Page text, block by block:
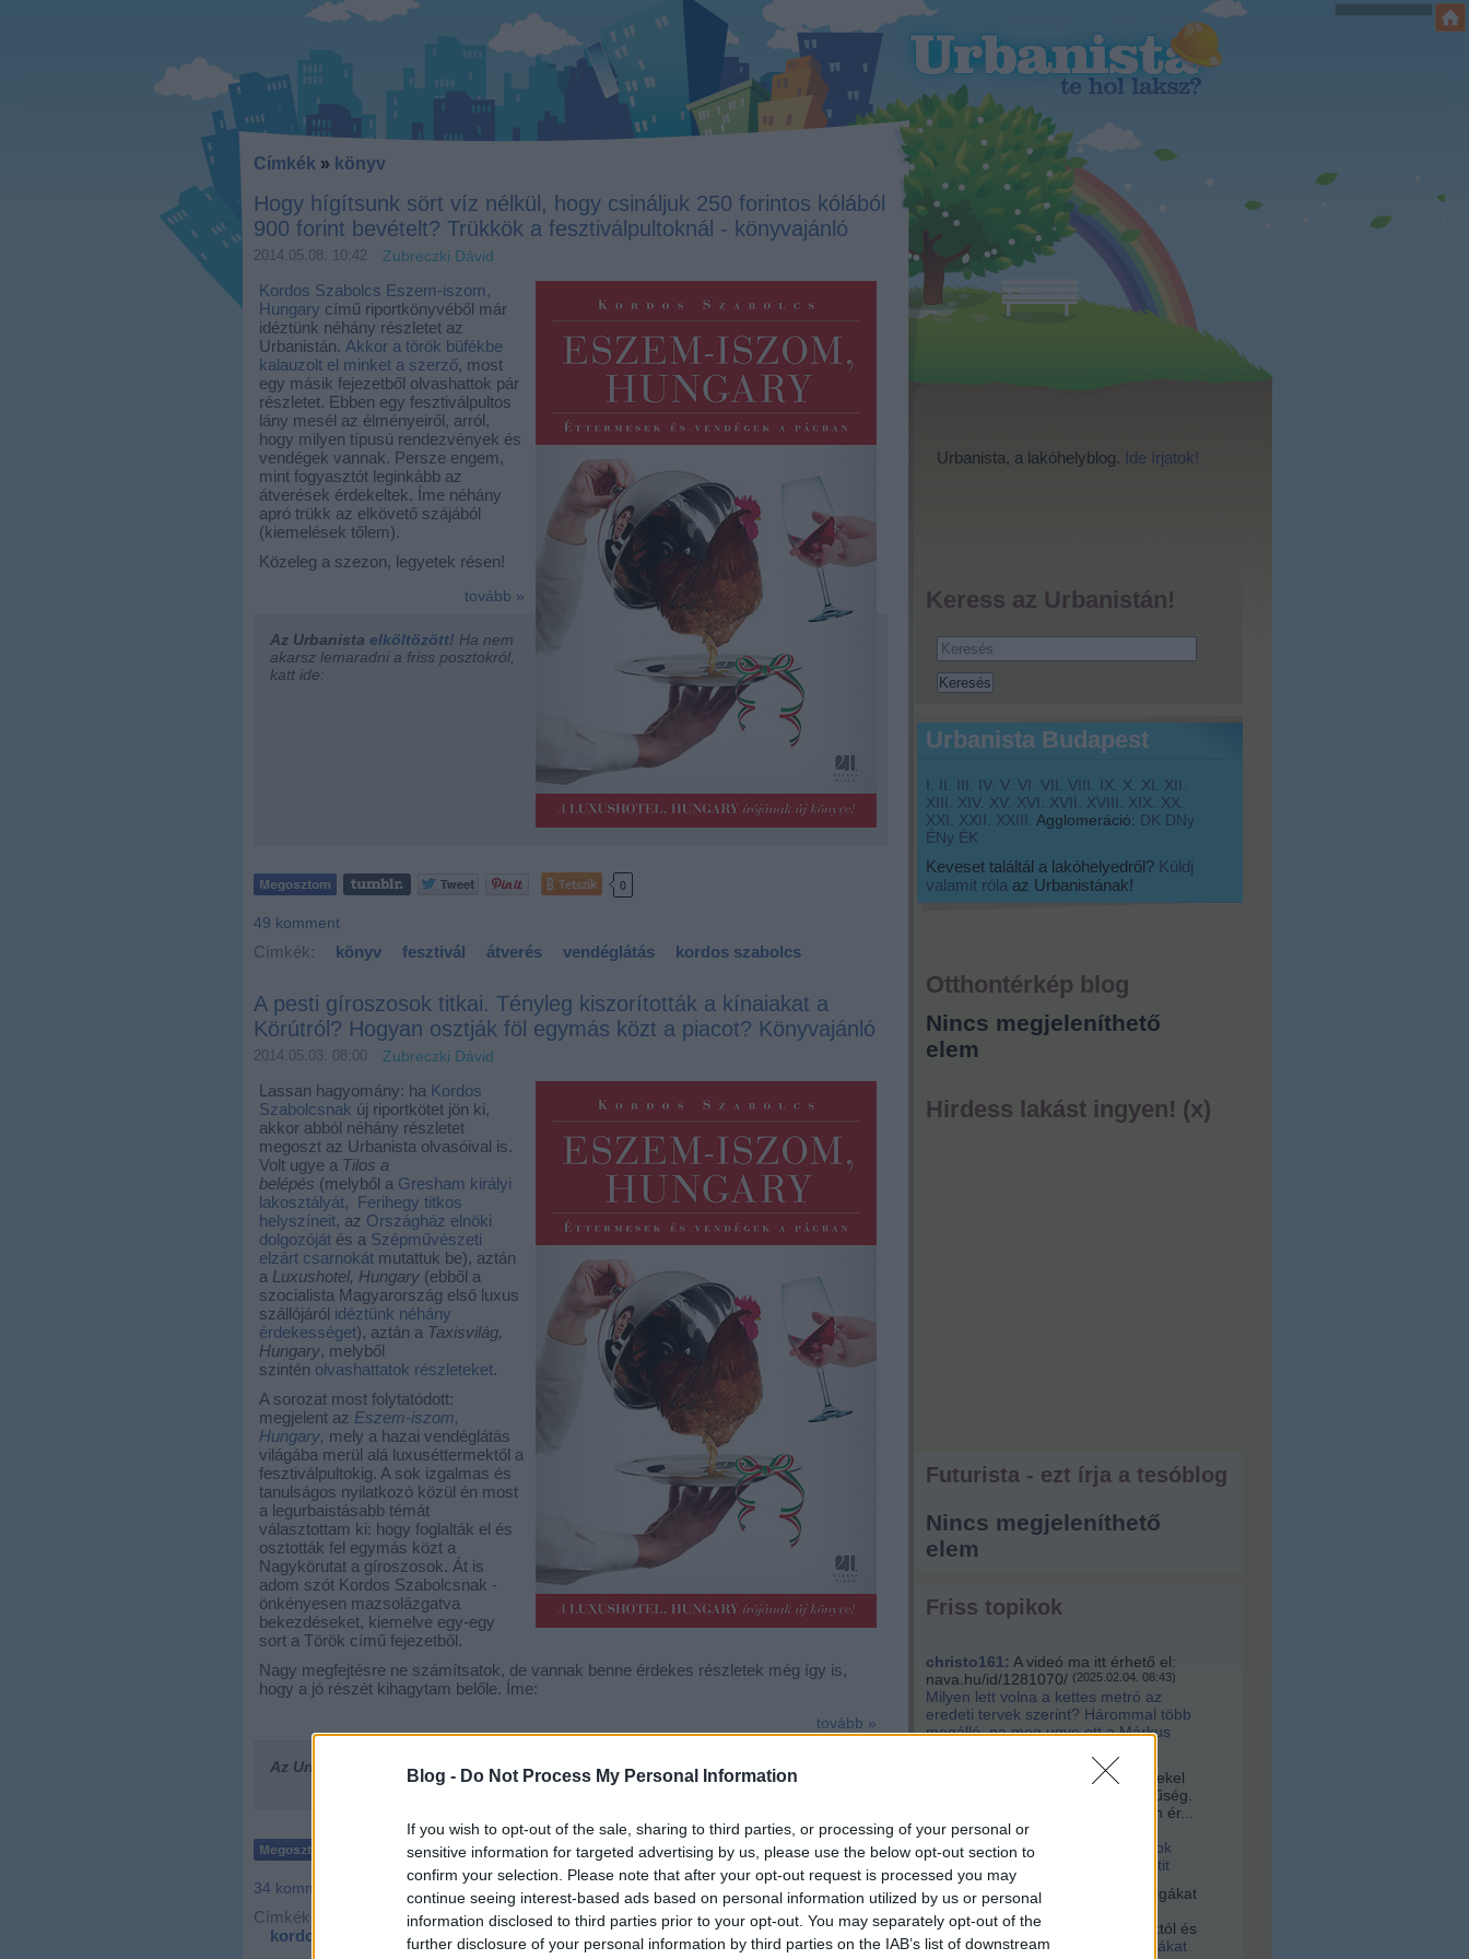
Blog - Do Not Process My Personal Information
If you wish to opt-out of the sale, sharing to third parties, or processing of your personal or
sensitive information for targeted advertising by us, please use the below opt-out section to
confirm your selection. Please note that after your opt-out request is processed you may
continue seeing interest-based ads based on personal information utilized by us or personal
information disclosed to third parties prior to your opt-out. You may separately opt-out of the
further disclosure of your personal information by third parties on the IAB’s list of downstream
Címkék » könyv
Hogy hígítsunk sört víz nélkül, hogy csináljuk 250 forintos kólából
900 forint bevételt? Trükkök a fesztiválpultoknál - könyvajánló
2014.05.08. 10:42 Zubreczki Dávid
Kordos Szabolcs Eszem-iszom,
Hungary című riportkönyvéből már
idéztünk néhány részletet az
Urbanistán. Akkor a török büfékbe
kalauzolt el minket a szerző, most
egy másik fejezetből olvashattok pár
részletet. Ebben egy fesztiválpultos
lány mesél az élményeiről, arról,
hogy milyen típusú rendezvények és
vendégek vannak. Persze engem,
mint fogyasztót leginkább az
átverések érdekeltek. Íme néhány
apró trükk az elkövető szájából
(kiemelések tőlem).
Közeleg a szezon, legyetek résen!
tovább »
Az Urbanista elköltözött! Ha nem
akarsz lemaradni a friss posztokról,
katt ide:
Tetszik 0
49 komment
Címkék: könyv fesztivál átverés vendéglátás kordos szabolcs
A pesti gíroszosok titkai. Tényleg kiszorították a kínaiakat a
Körútról? Hogyan osztják föl egymás közt a piacot? Könyvajánló
2014.05.03. 08:00 Zubreczki Dávid
Lassan hagyomány: ha Kordos
Szabolcsnak új riportkötet jön ki,
akkor abból néhány részletet
megoszt az Urbanista olvasóival is.
Volt ugye a Tilos a
belépés (melyből a Gresham királyi
lakosztályát, Ferihegy titkos
helyszíneit, az Országház elnöki
dolgozóját és a Szépművészeti
elzárt csarnokát mutattuk be), aztán
a Luxushotel, Hungary (ebből a
szocialista Magyarország első luxus
szállójáról idéztünk néhány
érdekességet), aztán a Taxisvilág,
Hungary, melyből
szintén olvashattatok részleteket.
A sorozat most folytatódott:
megjelent az Eszem-iszom,
Hungary, mely a hazai vendéglátás
világába merül alá luxuséttermektől a
fesztiválpultokig. A sok izgalmas és
tanulságos nyilatkozó közül én most
a legurbaistásabb témát
választottam ki: hogy foglalták el és
osztották fel egymás közt a
Nagykörutat a gíroszosok. Át is
adom szót Kordos Szabolcsnak -
önkényesen mazsolázgatva
bekezdéseket, kiemelve egy-egy
sort a Török című fejezetből.
Nagy megfejtésre ne számítsatok, de vannak benne érdekes részletek még így is,
hogy a jó részét kihagytam belőle. Íme:
tovább »
Az Urbanista elköltözött! Ha nem akarsz lemaradni a friss posztokról, katt ide:
Tetszik 0
34 komment
Címkék: könyv gyorsétterem vendéglátóhely
nagykörút
kordos szabolcs
Urbanista, a lakóhelyblog. Ide írjatok!
Keress az Urbanistán!
Urbanista Budapest
I. II. III. IV. V. VI. VII. VIII. IX. X. XI.
XII.
XIII.
XIV. XV. XVI. XVII. XVIII. XIX.
XX.
XXI.
XXII. XXIII. Agglomeráció: DK DNy
ÉNy ÉK
Keveset találtál a lakóhelyedről? Küldj
valamit róla az Urbanistának!
Otthontérkép blog
Nincs megjeleníthető
elem
Hirdess lakást ingyen! (x)
Futurista - ezt írja a tesóblog
Nincs megjeleníthető
elem
Friss topikok
christo161: A videó ma itt érhető el:
nava.hu/id/1281070/ (2025.02.04. 08:43)
Milyen lett volna a kettes metró az
eredeti tervek szerint? Hárommal több
megálló, na meg ugye ott a Márkus
Sziasztok! Nagyon érdekel
engem is az építészet és korszerűség.
Éppen valamelyik nap egy nagyon ér...
(2021.04.16. 10:56)
szentpétervári Müpáról. Ugyanazok
tervezik és építik, mint a budapestit
király vagyok:A négerek rabszolgákat
nem befogták Afrikában, hanem
pénzért vették az ottani uralkodóktól és
kere...(2021.03.03. 23:36
Rabszolgákat